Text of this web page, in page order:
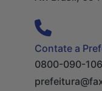
Contate a
0800-090-